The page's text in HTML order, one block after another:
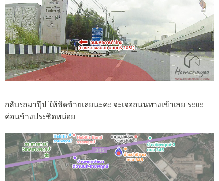
กลับรถมาปุ๊ป ให้ชิดซ้ายเลยนะคะ จะเจอถนนทางเข้าเลย ระยะ
ค่อนข้างประชิดหน่อย